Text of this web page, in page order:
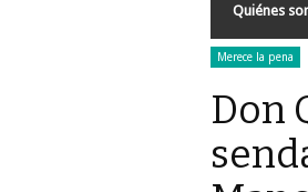
Quiénes
Merece la pena
Don